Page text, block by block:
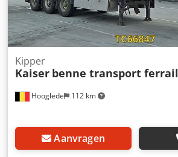
Hooglede 112 km
Kipper
Kaiser benne transport ferrail
Aanvragen